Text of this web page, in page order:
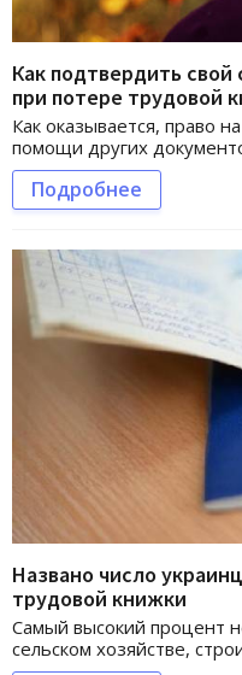
Как подтвердить
при потере трудовой
Как оказывается, право
помощи других
Подробнее
Названо число
трудовой книжки
Самый высокий процент
сельском хозяйстве,